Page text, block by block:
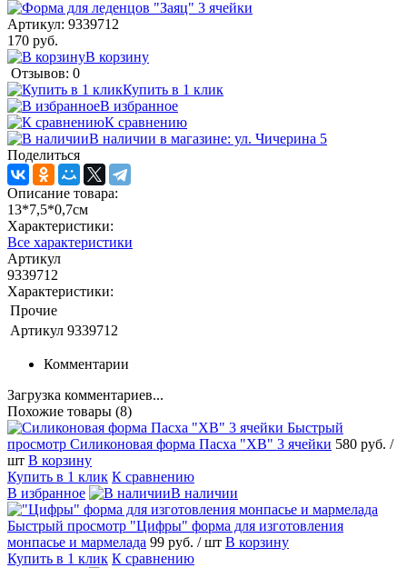
Артикул: 9339712
170 руб.
В корзину
Отзывов: 0
Купить в 1 клик
В избранное
К сравнению
В наличии в магазине: ул. Чичерина 5
Поделиться
Описание товара:
13*7,5*0,7см
Характеристики:
Все характеристики
Артикул
9339712
Характеристики:
Прочие
Артикул 9339712
Комментарии
Загрузка комментариев...
Похожие товары (8)
Быстрый
просмотр Силиконовая форма Пасха "ХВ" 3 ячейки 580 руб. /
шт В корзину
Купить в 1 клик К сравнению
В избранное
В наличии
Быстрый просмотр "Цифры" форма для изготовления
монпасье и мармелада 99 руб. / шт В корзину
Купить в 1 клик К сравнению